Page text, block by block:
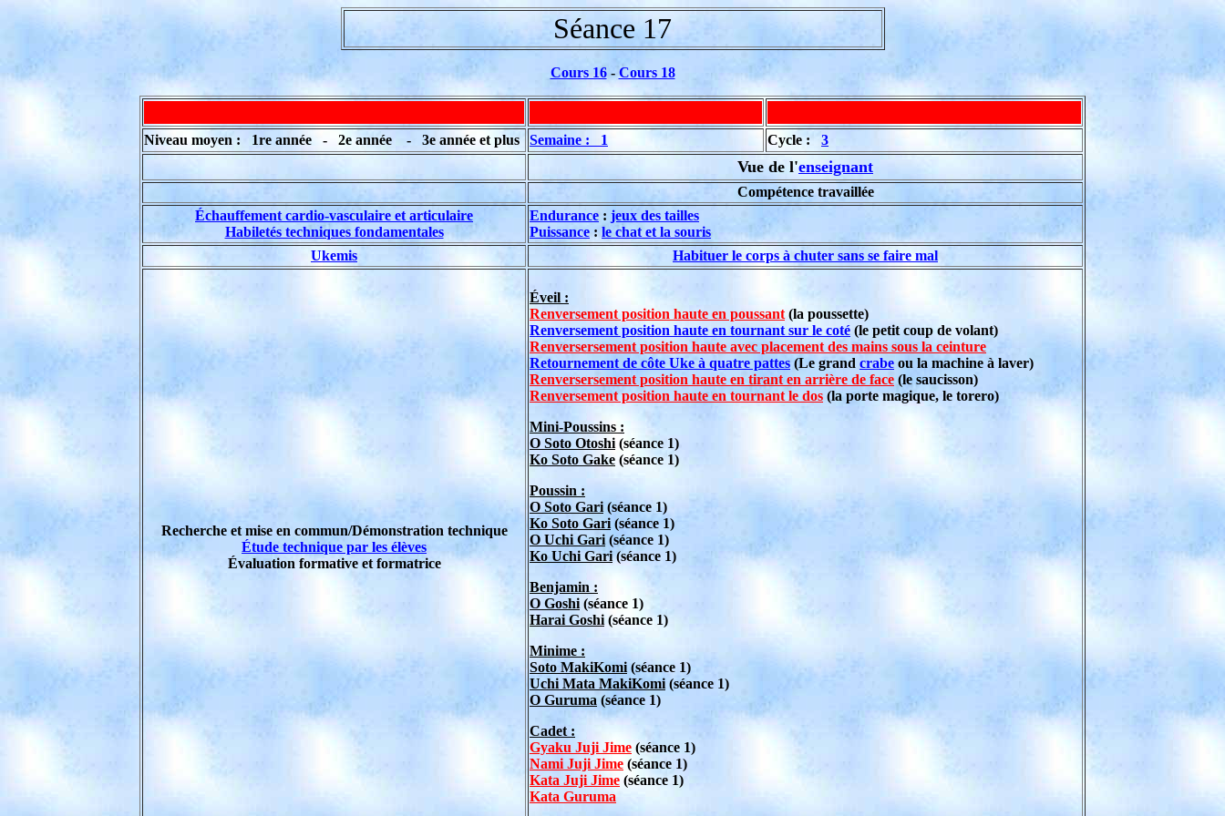
Séance 17
Cours 16-Cours 18
Niveau moyen : 1re année - 2e année - 3e année et plus Semaine : 1 Cycle : 3
Vue de l'enseignant
Compétence travaillée
Échauffement cardio-vasculaire et articulaire
Habiletés techniques fondamentales
Endurance : jeux des tailles
Puissance : le chat et la souris
Ukemis
Habituer le corps à chuter sans se faire mal
Recherche et mise en commun/Démonstration technique
Étude technique par les élèves
Évaluation formative et formatrice
Éveil :
Renversement position haute en poussant (la poussette)
Renversement position haute en tournant sur le coté (le petit coup de volant)
Renversersement position haute avec placement des mains sous la ceinture
Retournement de côte Uke à quatre pattes (Le grand crabe ou la machine à laver)
Renversersement position haute en tirant en arrière de face (le saucisson)
Renversement position haute en tournant le dos (la porte magique, le torero)
Mini-Poussins :
O Soto Otoshi (séance 1)
Ko Soto Gake (séance 1)
Poussin :
O Soto Gari (séance 1)
Ko Soto Gari (séance 1)
O Uchi Gari (séance 1)
Ko Uchi Gari(séance 1)
Benjamin :
O Goshi (séance 1)
Harai Goshi (séance 1)
Minime :
Soto MakiKomi (séance 1)
Uchi Mata MakiKomi (séance 1)
O Guruma (séance 1)
Cadet :
Gyaku Juji Jime (séance 1)
Nami Juji Jime (séance 1)
Kata Juji Jime (séance 1)
Kata Guruma